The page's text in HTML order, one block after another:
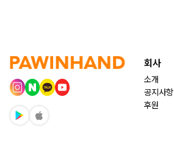
회사
소개
공지사항
후원